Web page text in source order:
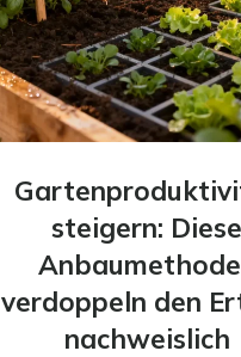
steigern: Diese
verdoppeln den
nachweislich